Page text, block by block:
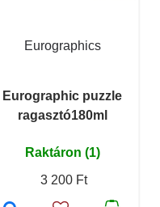
Eurographics
Eurographic puzzle
ragasztó180ml
Raktáron (1)
3 200 Ft